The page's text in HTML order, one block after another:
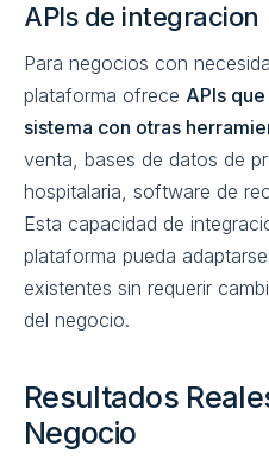
APIs de integracion
Para negocios con
plataforma ofrece APIs
sistema con otras
venta, bases de datos de
hospitalaria, software de
Esta capacidad de
plataforma pueda
existentes sin requerir
del negocio.
Resultados
Negocio